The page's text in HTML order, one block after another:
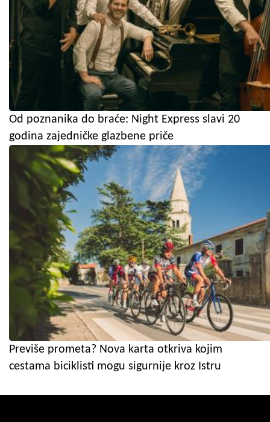
Od poznanika do braće: Night Express slavi 20
godina zajedničke glazbene priče
Previše prometa? Nova karta otkriva kojim
cestama biciklisti mogu sigurnije kroz Istru